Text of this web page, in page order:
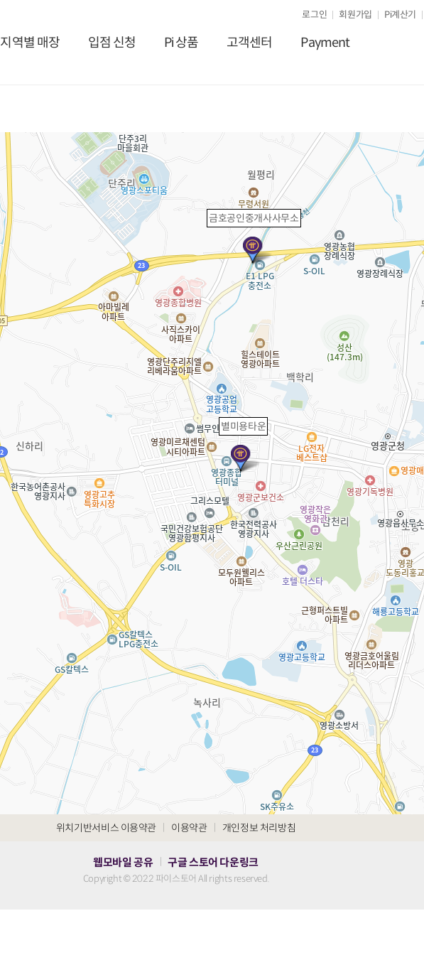
지역별 매장 입점 신청 Pi 상품 고객센터 Payment
로그인 회원가입 Pi계산기
금호공인중개사사무소
별미용타운
위치기반서비스 이용약관 | 이용약관| 개인정보 처리방침
웹모바일 공유|구글 스토어 다운링크
Copyright © 2022 파이스토어 All rights reserved.